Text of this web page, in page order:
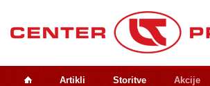
Artikli Storitve Akcije